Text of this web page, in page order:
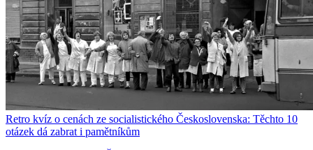
Retro kvíz o cenách ze socialistického Československa: Těchto 10
otázek dá zabrat i pamětníkům